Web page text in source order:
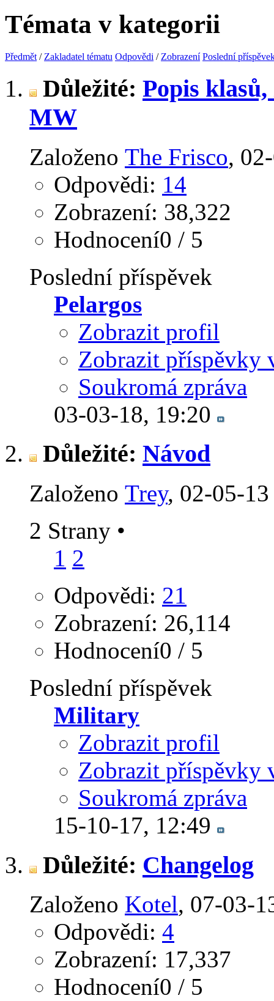
Témata v kategorii
Předmět / Zakladatel tématu Odpovědi / Zobrazení Poslední
Důležité: Popis
MW
Založeno The Frisco‎,
Odpovědi: 14
Zobrazení: 38,322
Hodnocení0 / 5
Poslední příspěvek
Pelargos
Zobrazit profil
Zobrazit příspěvky
Soukromá zpráva
03-03-18, 19:20
Důležité: Návod
Založeno Trey‎, 02-05-
2 Strany •
1 2
Odpovědi: 21
Zobrazení: 26,114
Hodnocení0 / 5
Poslední příspěvek
Military
Zobrazit profil
Zobrazit příspěvky
Soukromá zpráva
15-10-17, 12:49
Důležité: Changelog
Založeno Kotel‎, 07-03-
Odpovědi: 4
Zobrazení: 17,337
Hodnocení0 / 5